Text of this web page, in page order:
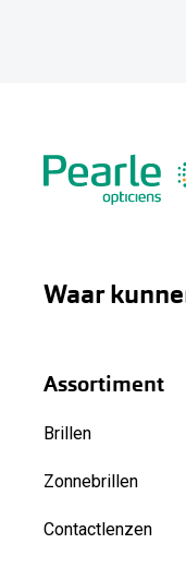
Waar
Assortiment
Brillen
Zonnebrillen
Contactlenzen